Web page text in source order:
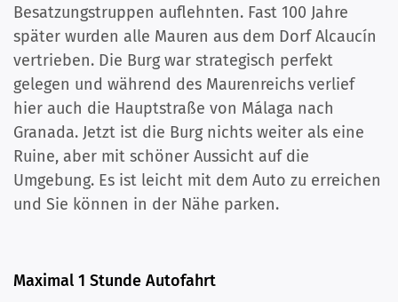
Besatzungstruppen auflehnten. Fast 100 Jahre
später wurden alle Mauren aus dem Dorf Alcaucín
vertrieben. Die Burg war strategisch perfekt
gelegen und während des Maurenreichs verlief
hier auch die Hauptstraße von Málaga nach
Granada. Jetzt ist die Burg nichts weiter als eine
Ruine, aber mit schöner Aussicht auf die
Umgebung. Es ist leicht mit dem Auto zu erreichen
und Sie können in der Nähe parken.
Maximal 1 Stunde Autofahrt